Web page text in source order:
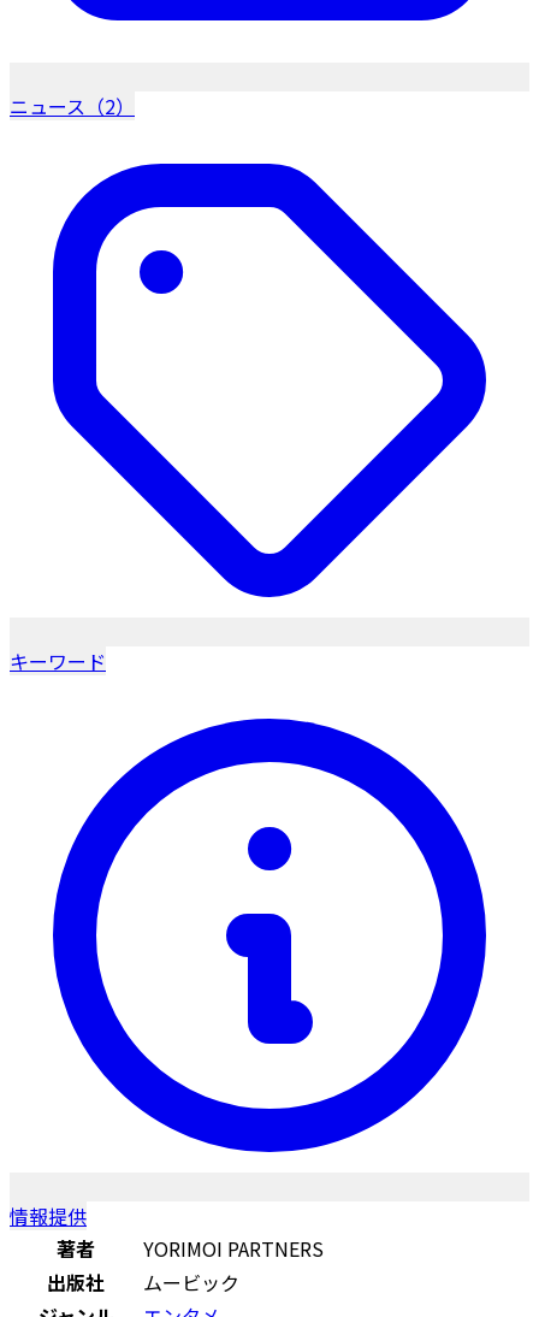
ニュース（2）
キーワード
情報提供
著者
YORIMOI PARTNERS
出版社
ムービック